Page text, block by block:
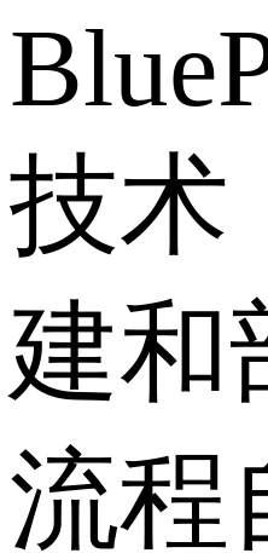
技术
建和
流程